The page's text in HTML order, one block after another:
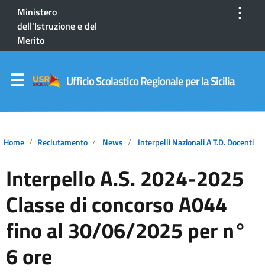
Ministero
dell'Istruzione e del
Merito
⋮
Ufficio Scolastico Regionale per la Sicilia
Home Reclutamento News Interpelli Nazionali A T.D. Docenti
Interpello A.S. 2024-2025
Classe di concorso A044
fino al 30/06/2025 per n°
6 ore